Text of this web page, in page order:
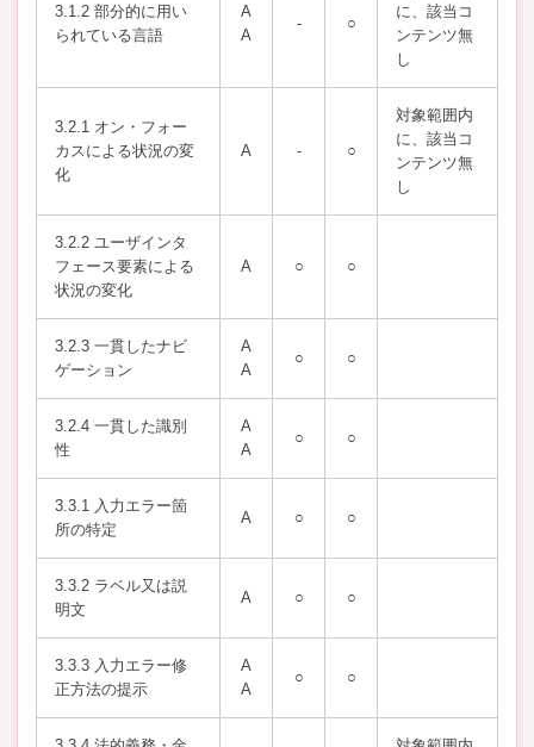
3.1.2 部分的に用い
られている言語
A
A
- ○
に、該当コ
ンテンツ無
し
3.2.1 オン・フォー
カスによる状況の変
化
A - ○
対象範囲内
に、該当コ
ンテンツ無
し
3.2.2 ユーザインタ
フェース要素による
状況の変化
A ○ ○
3.2.3 一貫したナビ
ゲーション
A
A
○ ○
3.2.4 一貫した識別
性
A
A
○ ○
3.3.1 入力エラー箇
所の特定
A ○ ○
3.3.2 ラベル又は説
明文
A ○ ○
3.3.3 入力エラー修
正方法の提示
A
A
○ ○